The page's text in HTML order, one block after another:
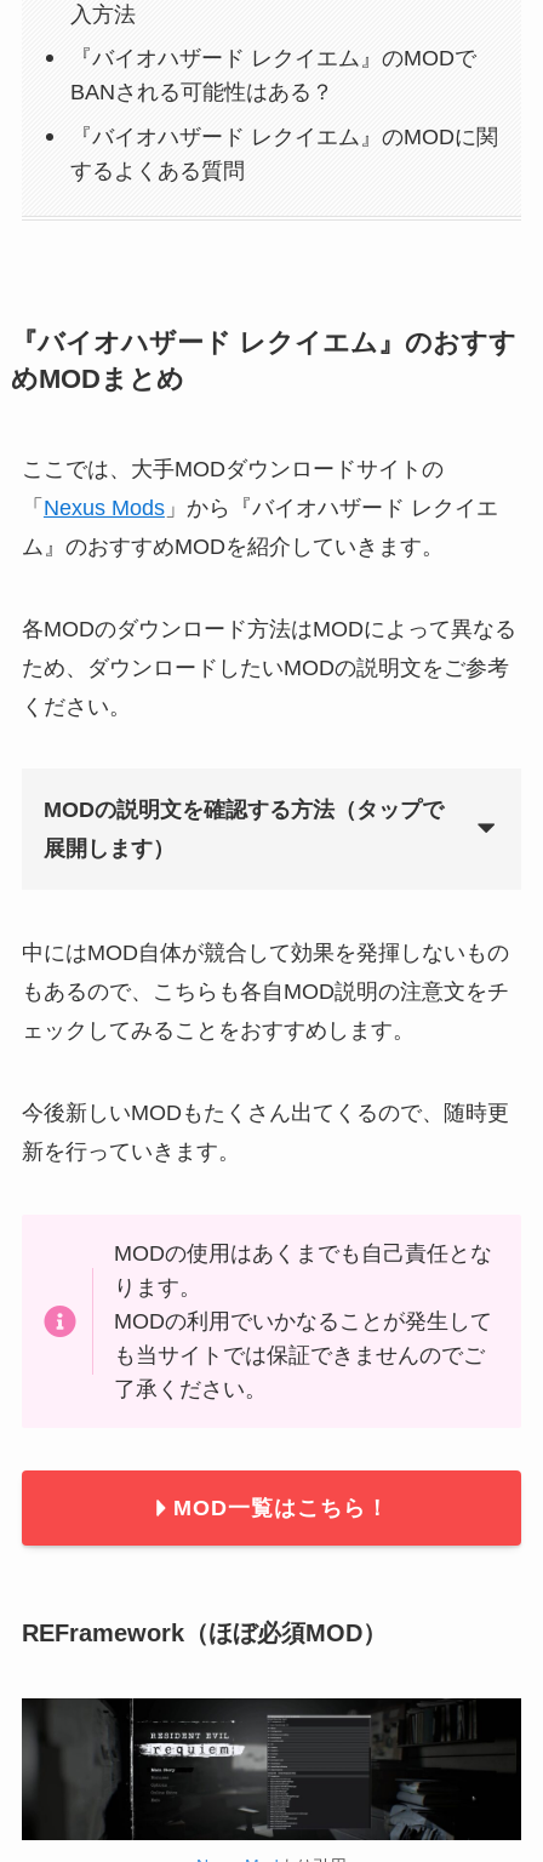
入方法
『バイオハザード レクイエム』のMODで
BANされる可能性はある？
『バイオハザード レクイエム』のMODに関
するよくある質問
『バイオハザード レクイエム』のおすす
めMODまとめ
ここでは、大手MODダウンロードサイトの
「 Nexus Mods」から『バイオハザード レクイエ
ム』のおすすめMODを紹介していきます。
各MODのダウンロード方法はMODによって異なる
ため、ダウンロードしたいMODの説明文をご参考
ください。
MODの説明文を確認する方法（タップで
展開します）
中にはMOD自体が競合して効果を発揮しないもの
もあるので、こちらも各自MOD説明の注意文をチ
ェックしてみることをおすすめします。
今後新しいMODもたくさん出てくるので、随時更
新を行っていきます。
MODの使用はあくまでも自己責任とな
ります。
MODの利用でいかなることが発生して
も当サイトでは保証できませんのでご
了承ください。
MOD一覧はこちら！
REFramework（ほぼ必須MOD）